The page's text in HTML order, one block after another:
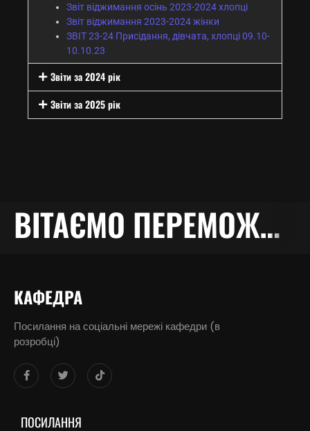
Звіт віджимання осінь 2023-2024 хлопці
Звіт віджимання 2023-2024 жінки
ЗВІТ 23-24 Присідання, дівчата, хлопці 09.10-
10.10.23
Звіти за 2024 рік
Звіти за 2025 рік
ВІТАЄМО ПЕРЕМОЖЦІВ!!!
КАФЕДРА
Посилання на соціальні мережі кафедри (в
розробці)
ПОСИЛАННЯ